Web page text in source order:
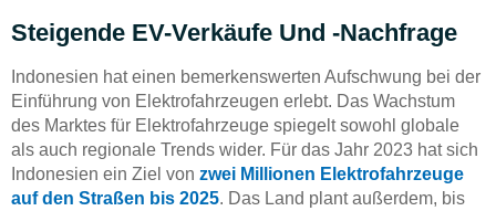
Steigende EV-Verkäufe Und -Nachfrage
Indonesien hat einen bemerkenswerten Aufschwung bei der
Einführung von Elektrofahrzeugen erlebt. Das Wachstum
des Marktes für Elektrofahrzeuge spiegelt sowohl globale
als auch regionale Trends wider. Für das Jahr 2023 hat sich
Indonesien ein Ziel von zwei Millionen Elektrofahrzeuge
auf den Straßen bis 2025. Das Land plant außerdem, bis